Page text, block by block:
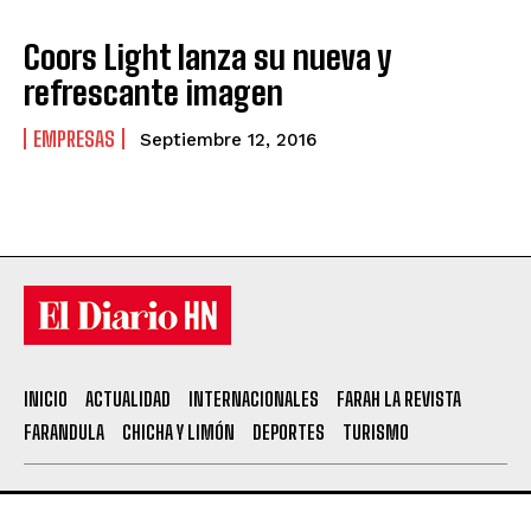
Coors Light lanza su nueva y
refrescante imagen
EMPRESAS Septiembre 12, 2016
INICIO ACTUALIDAD INTERNACIONALES
FARAH LA REVISTA
FARANDULA
CHICHA Y LIMÓN DEPORTES TURISMO